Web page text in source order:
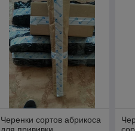
Черенки сортов абрикоса